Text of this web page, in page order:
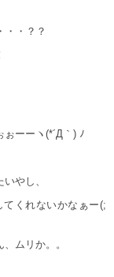
・・？？
ーーヽ(*´Д｀) ﾉ
やし、
くれないかなぁー(;
ムリか。。